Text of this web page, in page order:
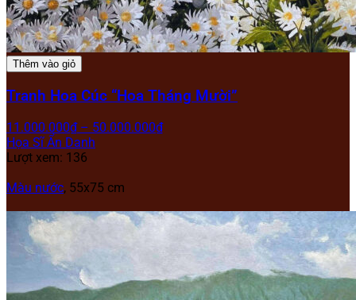
Thêm vào giỏ
Tranh Hoa Cúc “Hoa Tháng Mười”
11.000.000₫ – 50.000.000₫
Họa Sĩ Ẩn Danh
Lượt xem: 136
Màu nước, 55x75 cm